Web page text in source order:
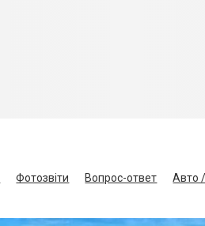
Фотозвіти Вопрос-ответ
Авто